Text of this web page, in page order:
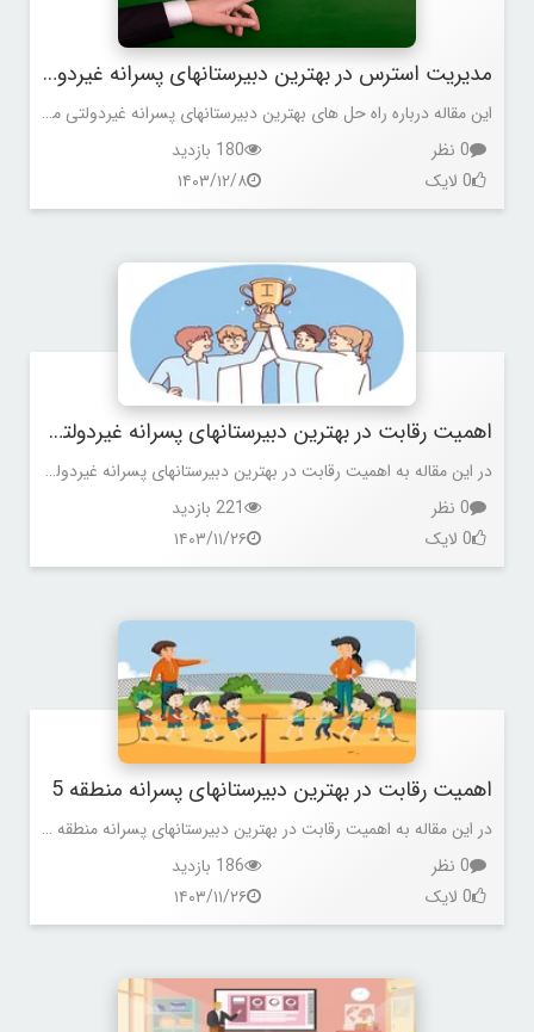
مدیریت استرس در بهترین دبیرستانهای پسرانه غیردولتی منطقه 6
این مقاله درباره راه حل های بهترین دبیرستانهای پسرانه غیردولتی منطقه 6 برای کاهش استرس در دانش آموزان خود است.
0 نظر
180 بازدید
0 لایک
۱۴۰۳/۱۲/۸
اهمیت رقابت در بهترین دبیرستانهای پسرانه غیردولتی منطقه 6
در این مقاله به اهمیت رقابت در بهترین دبیرستانهای پسرانه غیردولتی منطقه 6 پرداخته می شود.
0 نظر
221 بازدید
0 لایک
۱۴۰۳/۱۱/۲۶
اهمیت رقابت در بهترین دبیرستانهای پسرانه منطقه 5
در این مقاله به اهمیت رقابت در بهترین دبیرستانهای پسرانه منطقه 5 پرداخته شده است.
0 نظر
186 بازدید
0 لایک
۱۴۰۳/۱۱/۲۶